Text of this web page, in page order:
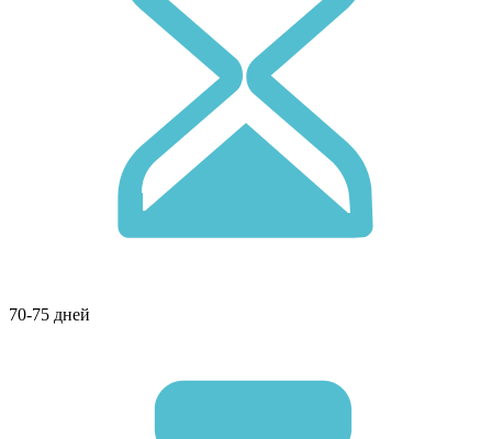
70-75 дней